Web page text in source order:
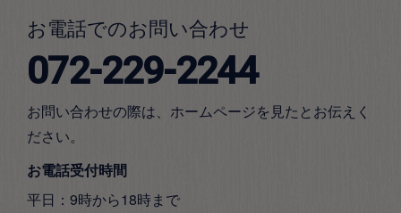
お電話でのお問い合わせ
072-229-2244
お問い合わせの際は、ホームページを見たとお伝えく
ださい。
お電話受付時間
平日：9時から18時まで